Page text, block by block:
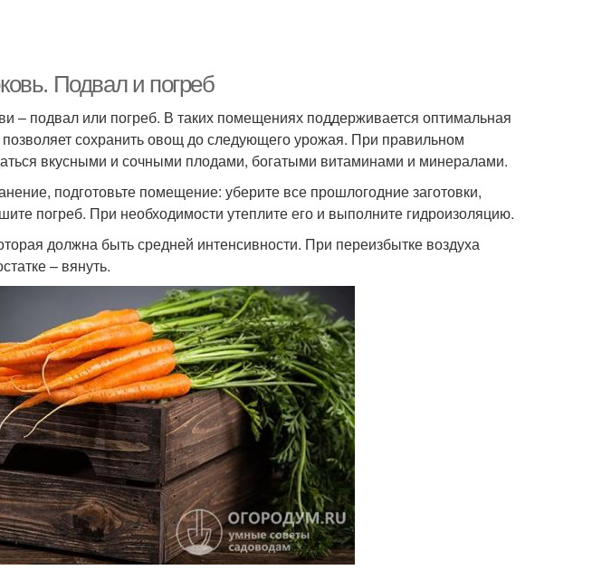
Подвал и погреб
– подвал или погреб. В таких помещениях поддерживается оптимальная
сохранить овощ до следующего урожая. При правильном
вкусными и сочными плодами, богатыми витаминами и минералами.
подготовьте помещение: уберите все прошлогодние заготовки,
погреб. При необходимости утеплите его и выполните гидроизоляцию.
должна быть средней интенсивности. При переизбытке воздуха
– вянуть.